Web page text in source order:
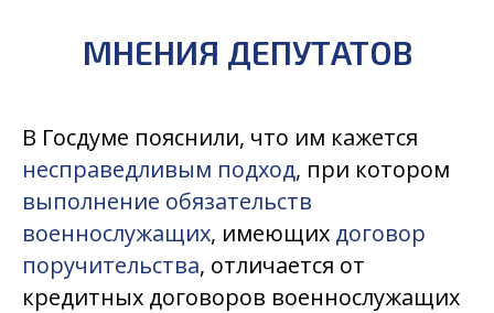
МНЕНИЯ ДЕПУТАТОВ
В Госдуме пояснили, что им кажется
несправедливым подход, при котором
выполнение обязательств
военнослужащих, имеющих договор
поручительства, отличается от
кредитных договоров военнослужащих